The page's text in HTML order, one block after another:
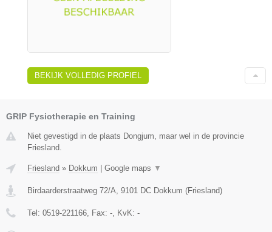
BEKIJK VOLLEDIG PROFIEL
GRIP Fysiotherapie en Training
Niet gevestigd in de plaats Dongjum, maar wel in de provincie
Friesland.
Friesland » Dokkum Google maps ▼
Birdaarderstraatweg 72/A 9101 DC Dokkum (Friesland)
Tel: 0519-221166 , Fax: - , KvK: -